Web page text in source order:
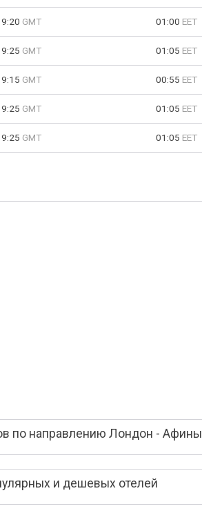
GMT 01:00 EET
GMT 01:05 EET
GMT 00:55 EET
GMT 01:05 EET
GMT 01:05 EET
по направлению Лондон - Афины
и дешевых отелей